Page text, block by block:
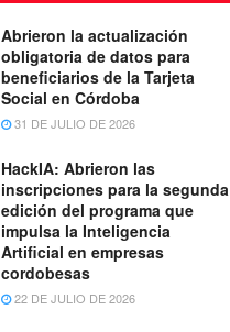
Abrieron la actualización
obligatoria de datos para
beneficiarios de la Tarjeta
Social en Córdoba
31 DE JULIO DE 2026
HackIA: Abrieron las
inscripciones para la segunda
edición del programa que
impulsa la Inteligencia
Artificial en empresas
cordobesas
22 DE JULIO DE 2026